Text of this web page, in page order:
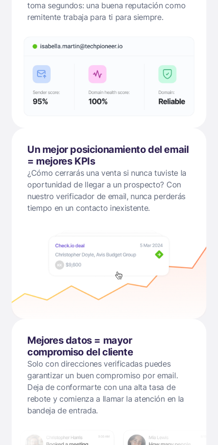
toma segundos: una buena reputación como
remitente trabaja para ti para siempre.
Un mejor posicionamiento del email
= mejores KPIs
¿Cómo cerrarás una venta si nunca tuviste la
oportunidad de llegar a un prospecto? Con
nuestro verificador de email, nunca perderás
tiempo en un contacto inexistente.
Mejores datos = mayor
compromiso del cliente
Solo con direcciones verificadas puedes
garantizar un buen compromiso por email.
Deja de conformarte con una alta tasa de
rebote y comienza a llamar la atención en la
bandeja de entrada.